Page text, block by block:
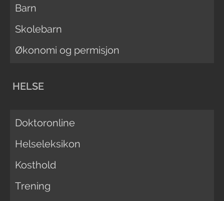
Barn
Skolebarn
Økonomi og permisjon
HELSE
Doktoronline
Helseleksikon
Kosthold
Trening